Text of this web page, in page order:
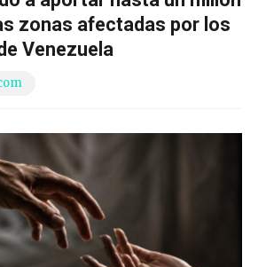
zonas afectadas por los
Venezuela